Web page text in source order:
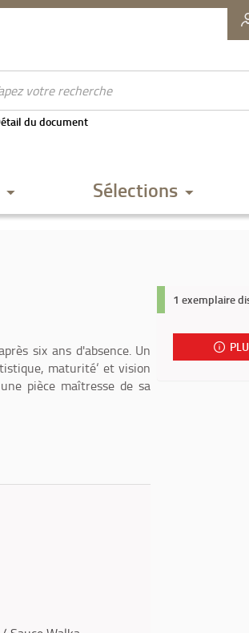
du document
Sélections
six ans d'absence. Un
maturité‘ et vision
pièce maîtresse de sa
1 exemplaire